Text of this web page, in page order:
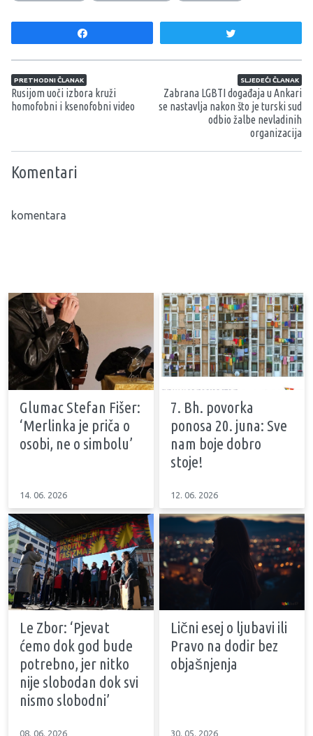
Navigacija članaka
PRETHODNI ČLANAK
Rusijom uoči izbora kruži
homofobni i ksenofobni video
SLJEDEĆI ČLANAK
Zabrana LGBTI događaja u Ankari
se nastavlja nakon što je turski sud
odbio žalbe nevladinih
organizacija
Komentari
komentara
Glumac Stefan Fišer:
‘Merlinka je priča o
osobi, ne o simbolu’
14. 06. 2026
7. Bh. povorka
ponosa 20. juna: Sve
nam boje dobro
stoje!
12. 06. 2026
Le Zbor: ‘Pjevat
ćemo dok god bude
potrebno, jer nitko
nije slobodan dok svi
nismo slobodni’
08. 06. 2026
Lični esej o ljubavi ili
Pravo na dodir bez
objašnjenja
30. 05. 2026